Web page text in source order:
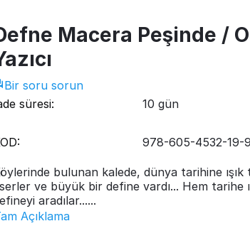
Macera Peşinde /
Bir soru sorun
süresi:
10 gün
978-605-4532-19-9
bulunan kalede, dünya tarihine
ve büyük bir define vardı... Hem tarihe
aradılar......
Açıklama